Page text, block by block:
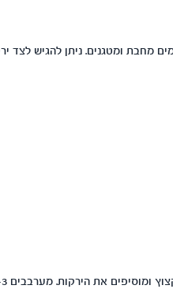
ומטגנים. ניתן להגיש לצד